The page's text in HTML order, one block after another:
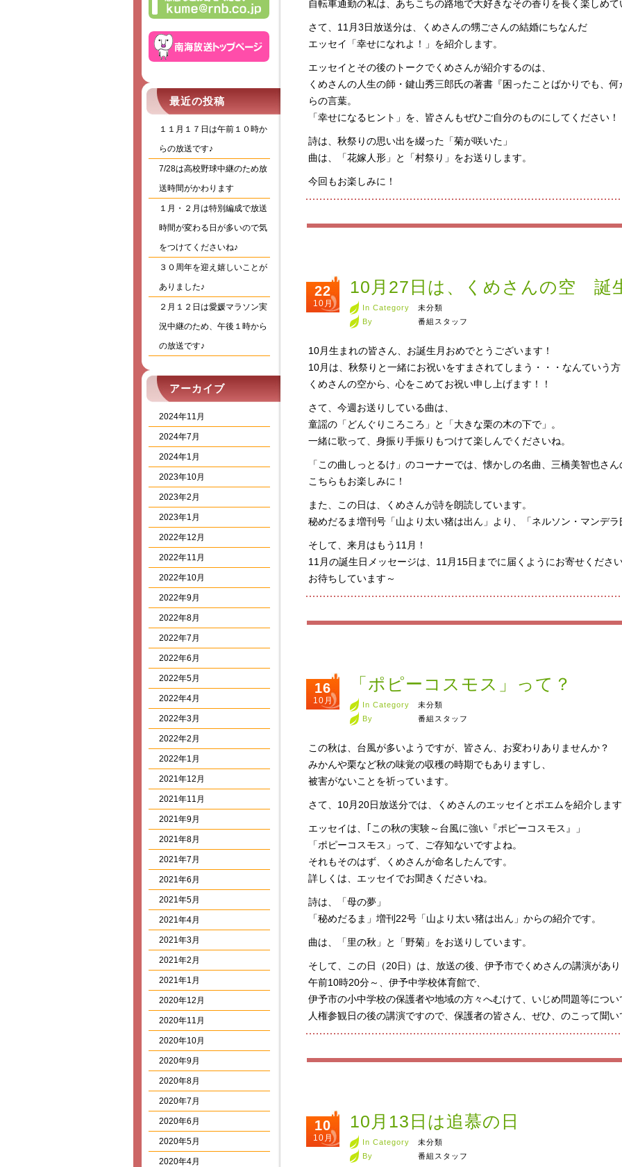
最近の投稿
１１月１７日は午前１０時か
らの放送です♪
7/28は高校野球中継のため放
送時間がかわります
１月・２月は特別編成で放送
時間が変わる日が多いので気
をつけてくださいね♪
３０周年を迎え嬉しいことが
ありました♪
２月１２日は愛媛マラソン実
況中継のため、午後１時から
の放送です♪
アーカイブ
2024年11月
2024年7月
2024年1月
2023年10月
2023年2月
2023年1月
2022年12月
2022年11月
2022年10月
2022年9月
2022年8月
2022年7月
2022年6月
2022年5月
2022年4月
2022年3月
2022年2月
2022年1月
2021年12月
2021年11月
2021年9月
2021年8月
2021年7月
2021年6月
2021年5月
2021年4月
2021年3月
2021年2月
2021年1月
2020年12月
2020年11月
2020年10月
2020年9月
2020年8月
2020年7月
2020年6月
2020年5月
2020年4月
自転車通勤の私は、あちこちの路地で大好きなその香りを長く楽しめて
さて、11月3日放送分は、くめさんの甥ごさんの結婚にちなんだ
エッセイ「幸せになれよ！」を紹介します。
エッセイとその後のトークでくめさんが紹介するのは、
くめさんの人生の師・鍵山秀三郎氏の著書『困ったことばかりでも、
らの言葉。
「幸せになるヒント」を、皆さんもぜひご自分のものにしてください！
詩は、秋祭りの思い出を綴った「菊が咲いた」
曲は、「花嫁人形」と「村祭り」をお送りします。
今回もお楽しみに！
22
10月
10月27日は、くめさんの空 誕
In Category
未分類
By
番組スタッフ
10月生まれの皆さん、お誕生月おめでとうございます！
10月は、秋祭りと一緒にお祝いをすまされてしまう・・・なんていう
くめさんの空から、心をこめてお祝い申し上げます！！
さて、今週お送りしている曲は、
童謡の「どんぐりころころ」と「大きな栗の木の下で」。
一緒に歌って、身振り手振りもつけて楽しんでくださいね。
「この曲しっとるけ」のコーナーでは、懐かしの名曲、三橋美智也さ
こちらもお楽しみに！
また、この日は、くめさんが詩を朗読しています。
秘めだるま増刊号「山より太い猪は出ん」より、「ネルソン・マンデ
そして、来月はもう11月！
11月の誕生日メッセージは、11月15日までに届くようにお寄せくださ
お待ちしています～
16
10月
「ポピーコスモス」って？
In Category
未分類
By
番組スタッフ
この秋は、台風が多いようですが、皆さん、お変わりありませんか？
みかんや栗など秋の味覚の収穫の時期でもありますし、
被害がないことを祈っています。
さて、10月20日放送分では、くめさんのエッセイとポエムを紹介しま
エッセイは、｢この秋の実験～台風に強い『ポピーコスモス』」
「ポピーコスモス」って、ご存知ないですよね。
それもそのはず、くめさんが命名したんです。
詳しくは、エッセイでお聞きくださいね。
詩は、「母の夢」
「秘めだるま」増刊22号「山より太い猪は出ん」からの紹介です。
曲は、「里の秋」と「野菊」をお送りしています。
そして、この日（20日）は、放送の後、伊予市でくめさんの講演があ
午前10時20分～、伊予中学校体育館で、
伊予市の小中学校の保護者や地域の方々へむけて、いじめ問題等につ
人権参観日の後の講演ですので、保護者の皆さん、ぜひ、のこって聞
10
10月
10月13日は追慕の日
In Category
未分類
By
番組スタッフ